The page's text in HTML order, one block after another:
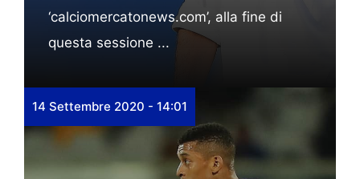
‘calciomercatonews.com’, alla fine di
questa sessione ...
14 Settembre 2020 - 14:01